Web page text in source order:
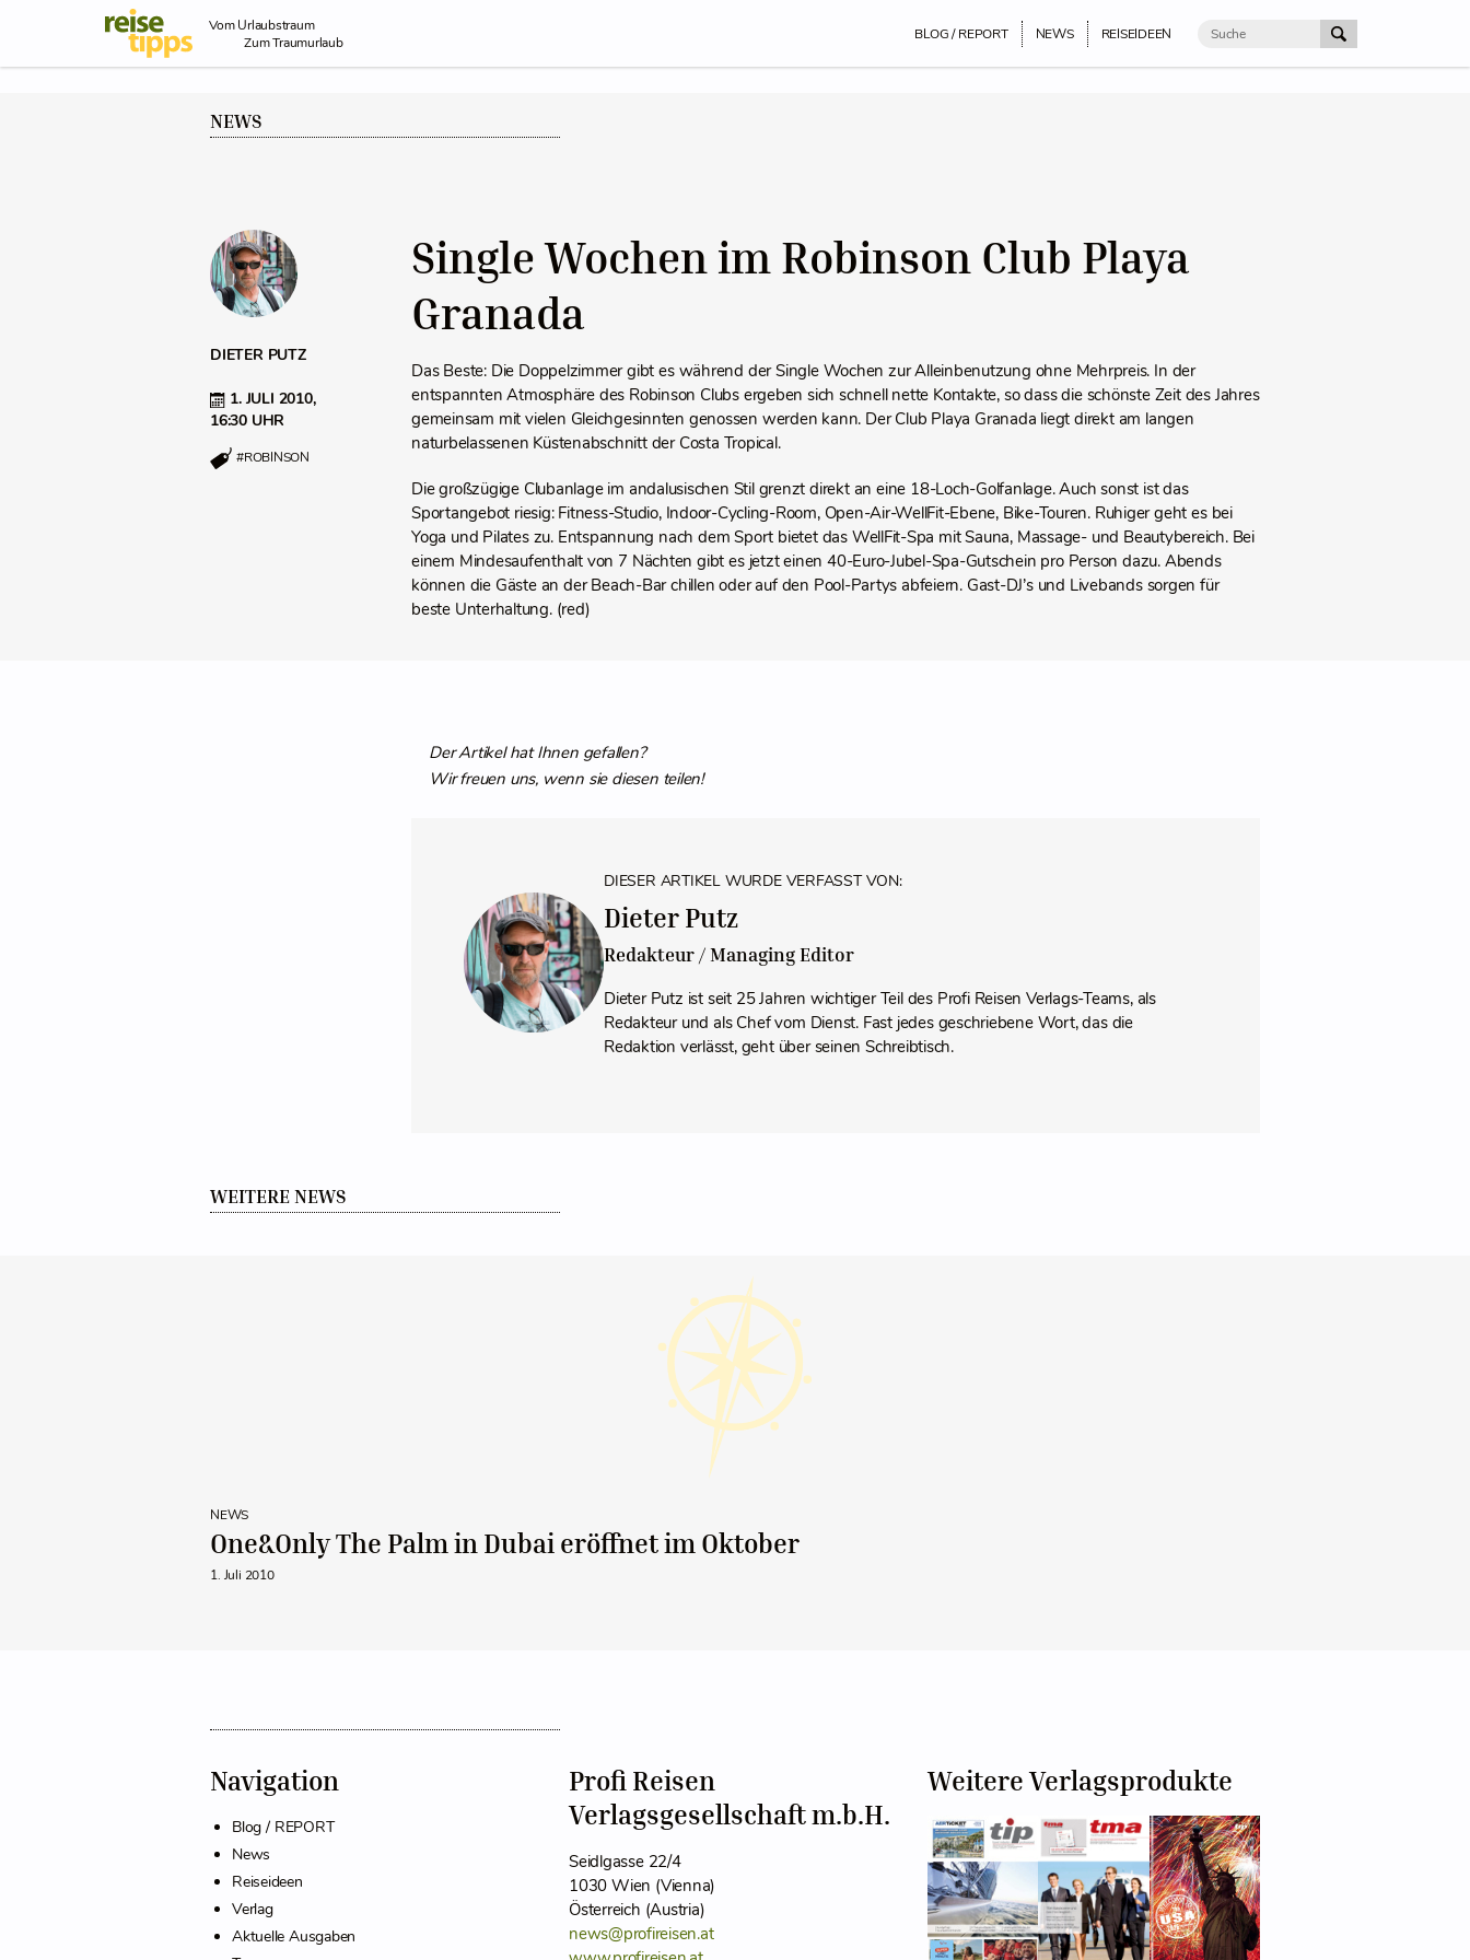
Skip to Content
Vom Urlaubstraum
Zum Traumurlaub
BLOG / REPORT NEWS REISEIDEEN
NEWS
DIETER PUTZ
1. JULI 2010,
16:30 UHR
#ROBINSON
Single Wochen im Robinson Club Playa
Granada
Das Beste: Die Doppelzimmer gibt es während der Single Wochen zur Alleinbenutzung ohne Mehrpreis. In der
entspannten Atmosphäre des Robinson Clubs ergeben sich schnell nette Kontakte, so dass die schönste Zeit des Jahres
gemeinsam mit vielen Gleichgesinnten genossen werden kann. Der Club Playa Granada liegt direkt am langen
naturbelassenen Küstenabschnitt der Costa Tropical.
Die großzügige Clubanlage im andalusischen Stil grenzt direkt an eine 18-Loch-Golfanlage. Auch sonst ist das
Sportangebot riesig: Fitness-Studio, Indoor-Cycling-Room, Open-Air-WellFit-Ebene, Bike-Touren. Ruhiger geht es bei
Yoga und Pilates zu. Entspannung nach dem Sport bietet das WellFit-Spa mit Sauna, Massage- und Beautybereich. Bei
einem Mindesaufenthalt von 7 Nächten gibt es jetzt einen 40-Euro-Jubel-Spa-Gutschein pro Person dazu. Abends
können die Gäste an der Beach-Bar chillen oder auf den Pool-Partys abfeiern. Gast-DJ’s und Livebands sorgen für
beste Unterhaltung. (red)
Der Artikel hat Ihnen gefallen?
Wir freuen uns, wenn sie diesen teilen!
DIESER ARTIKEL WURDE VERFASST VON:
Dieter Putz
Redakteur / Managing Editor
Dieter Putz ist seit 25 Jahren wichtiger Teil des Profi Reisen Verlags-Teams, als
Redakteur und als Chef vom Dienst. Fast jedes geschriebene Wort, das die
Redaktion verlässt, geht über seinen Schreibtisch.
WEITERE NEWS
NEWS
One&Only The Palm in Dubai eröffnet im Oktober
1. Juli 2010
Navigation
Blog / REPORT
News
Reiseideen
Verlag
Aktuelle Ausgaben
Profi Reisen
Verlagsgesellschaft m.b.H.
Seidlgasse 22/4
1030 Wien (Vienna)
Österreich (Austria)
news@profireisen.at
Weitere Verlagsprodukte